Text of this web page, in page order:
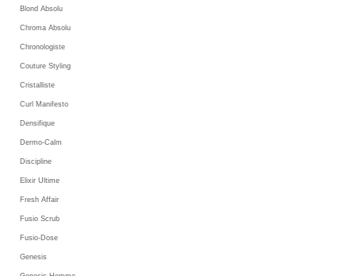
Blond Absolu
Chroma Absolu
Chronologiste
Couture Styling
Cristalliste
Curl Manifesto
Densifique
Dermo-Calm
Discipline
Elixir Ultime
Fresh Affair
Fusio Scrub
Fusio-Dose
Genesis